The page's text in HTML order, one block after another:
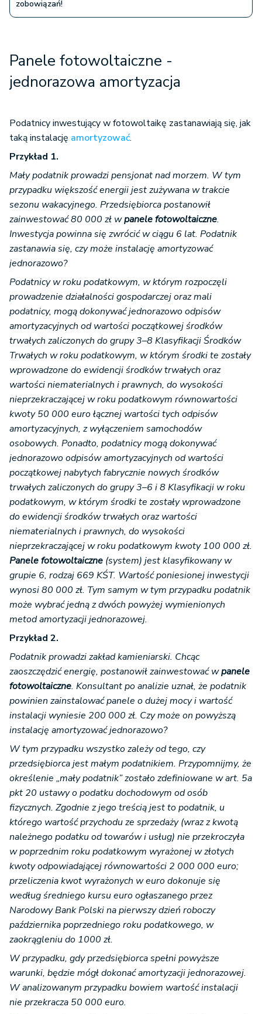
zobowiązań!
Panele fotowoltaiczne -
jednorazowa amortyzacja
Podatnicy inwestujący w fotowoltaikę zastanawiają się, jak
taką instalację amortyzować.
Przykład 1.
Mały podatnik prowadzi pensjonat nad morzem. W tym
przypadku większość energii jest zużywana w trakcie
sezonu wakacyjnego. Przedsiębiorca postanowił
zainwestować 80 000 zł wpanele fotowoltaiczne.
Inwestycja powinna się zwrócić w ciągu 6 lat. Podatnik
zastanawia się, czy może instalację amortyzować
jednorazowo?
Podatnicy w roku podatkowym, w którym rozpoczęli
prowadzenie działalności gospodarczej oraz mali
podatnicy, mogą dokonywać jednorazowo odpisów
amortyzacyjnych od wartości początkowej środków
trwałych zaliczonych do grupy 3–8 Klasyfikacji Środków
Trwałych w roku podatkowym, w którym środki te zostały
wprowadzone do ewidencji środków trwałych oraz
wartości niematerialnych i prawnych, do wysokości
nieprzekraczającej w roku podatkowym równowartości
kwoty 50 000 euro łącznej wartości tych odpisów
amortyzacyjnych, z wyłączeniem samochodów
osobowych. Ponadto, podatnicy mogą dokonywać
jednorazowo odpisów amortyzacyjnych od wartości
początkowej nabytych fabrycznie nowych środków
trwałych zaliczonych do grupy 3–6 i 8 Klasyfikacji w roku
podatkowym, w którym środki te zostały wprowadzone
do ewidencji środków trwałych oraz wartości
niematerialnych i prawnych, do wysokości
nieprzekraczającej w roku podatkowym kwoty 100 000 zł.
Panele fotowoltaiczne (system) jest klasyfikowany w
grupie 6, rodzaj 669 KŚT. Wartość poniesionej inwestycji
wynosi 80 000 zł. Tym samym w tym przypadku podatnik
może wybrać jedną z dwóch powyżej wymienionych
metod amortyzacji jednorazowej.
Przykład 2.
Podatnik prowadzi zakład kamieniarski. Chcąc
zaoszczędzić energię, postanowił zainwestować wpanele
fotowoltaiczne. Konsultant po analizie uznał, że podatnik
powinien zainstalować panele o dużej mocy i wartość
instalacji wyniesie 200 000 zł. Czy może on powyższą
instalację amortyzować jednorazowo?
W tym przypadku wszystko zależy od tego, czy
przedsiębiorca jest małym podatnikiem. Przypomnijmy, że
określenie „mały podatnik” zostało zdefiniowane w art. 5a
pkt 20 ustawy o podatku dochodowym od osób
fizycznych. Zgodnie z jego treścią jest to podatnik, u
którego wartość przychodu ze sprzedaży (wraz z kwotą
należnego podatku od towarów i usług) nie przekroczyła
w poprzednim roku podatkowym wyrażonej w złotych
kwoty odpowiadającej równowartości 2 000 000 euro;
przeliczenia kwot wyrażonych w euro dokonuje się
według średniego kursu euro ogłaszanego przez
Narodowy Bank Polski na pierwszy dzień roboczy
października poprzedniego roku podatkowego, w
zaokrągleniu do 1000 zł.
W przypadku, gdy przedsiębiorca spełni powyższe
warunki, będzie mógł dokonać amortyzacji jednorazowej.
W analizowanym przypadku bowiem wartość instalacji
nie przekracza 50 000 euro.